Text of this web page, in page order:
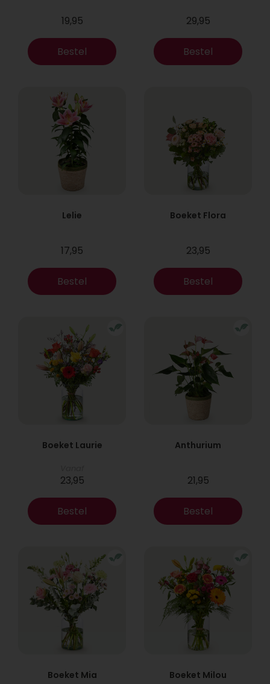
19,95
Bestel
29,95
Bestel
Lelie
17,95
Bestel
Boeket Flora
23,95
Bestel
Boeket Laurie
23,95
Bestel
Anthurium
21,95
Bestel
Boeket Mia Boeket Milou